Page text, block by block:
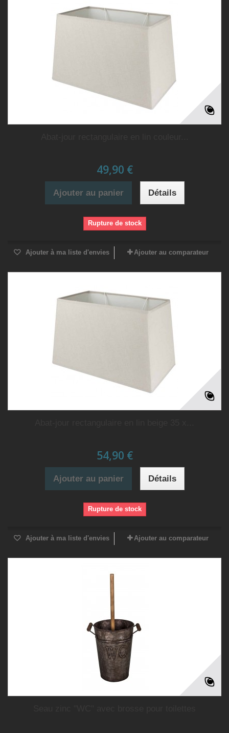
49,90 €
Ajouter au panier Détails
Rupture de stock
Ajouter à ma liste d'envies Ajouter au comparateur
54,90 €
Ajouter au panier Détails
Rupture de stock
Ajouter à ma liste d'envies Ajouter au comparateur